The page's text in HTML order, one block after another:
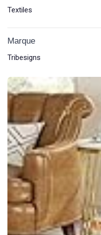
Textiles
Marque
Tribesigns